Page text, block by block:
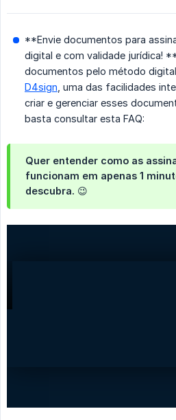
**Envie documentos para
digital e com validade jurídica!
documentos pelo método
D4sign , uma das facilidades
criar e gerenciar esses
basta consultar esta FAQ:
Quer entender como as
funcionam em apenas 1
descubra. 😉